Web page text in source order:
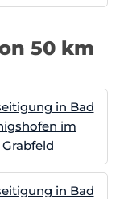
50 km
in Bad
im
Grabfeld
in Bad